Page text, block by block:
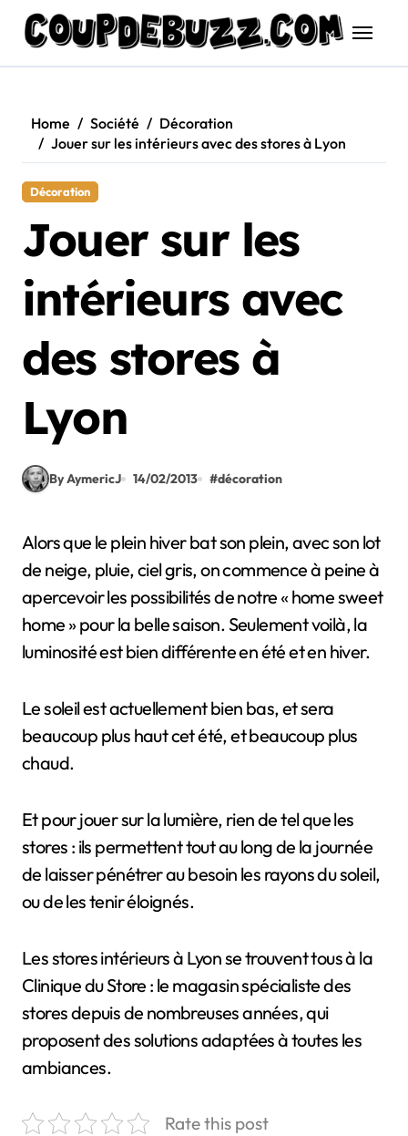
content
Home Société
Décoration
Jouer sur les intérieurs avec des stores à Lyon
Décoration
Jouer sur les
intérieurs avec
des stores à
Lyon
By AymericJ 14/02/2013 #décoration
Alors que le plein hiver bat son plein, avec son lot
de neige, pluie, ciel gris, on commence à peine à
apercevoir les possibilités de notre « home sweet
home » pour la belle saison. Seulement voilà, la
luminosité est bien différente en été et en hiver.
Le soleil est actuellement bien bas, et sera
beaucoup plus haut cet été, et beaucoup plus
chaud.
Et pour jouer sur la lumière, rien de tel que les
stores : ils permettent tout au long de la journée
de laisser pénétrer au besoin les rayons du soleil,
ou de les tenir éloignés.
Les stores intérieurs à Lyon se trouvent tous à la
Clinique du Store : le magasin spécialiste des
stores depuis de nombreuses années, qui
proposent des solutions adaptées à toutes les
ambiances.
Rate this post